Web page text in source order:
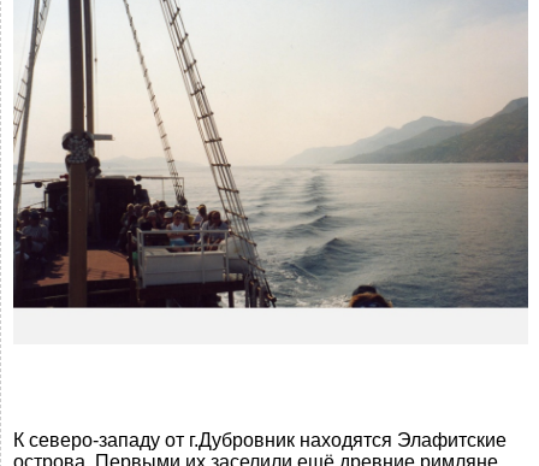
К северо-западу от г.Дубровник находятся Элафитские